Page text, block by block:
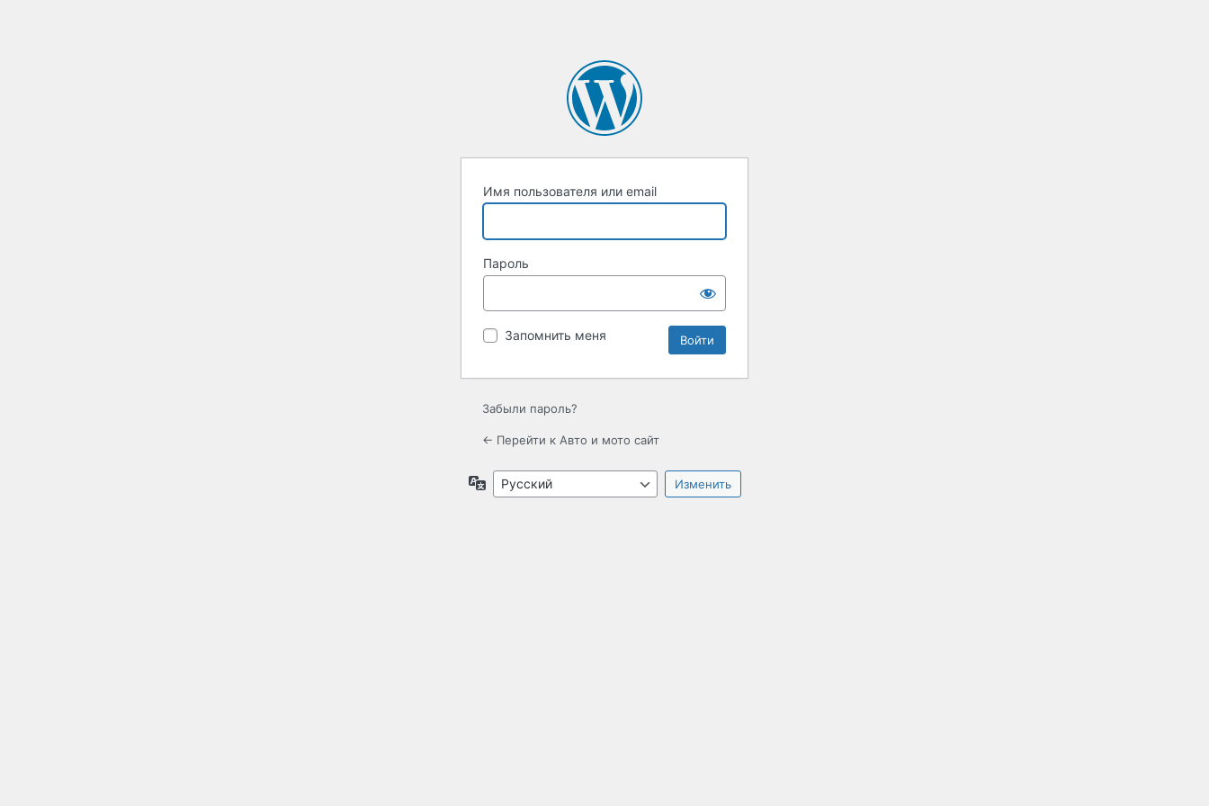
Имя пользователя или email
Пароль
Запомнить меня
Забыли пароль?
← Перейти к Авто и мото сайт
Язык